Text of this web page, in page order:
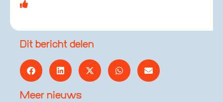
Dit bericht delen
Meer nieuws